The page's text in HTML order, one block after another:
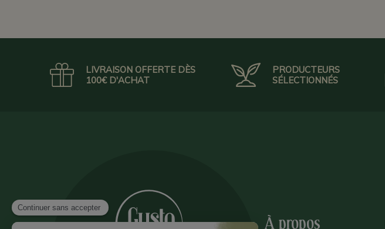
LIVRAISON OFFERTE DÈS
100€ D'ACHAT
PRODUCTEURS
SÉLECTIONNÉS
À propos